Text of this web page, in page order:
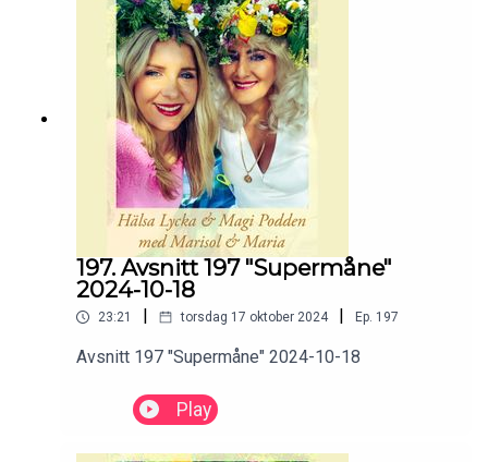
197. Avsnitt 197 "Supermåne"
2024-10-18
23:21 | torsdag 17 oktober 2024 | Ep. 197
Avsnitt 197 "Supermåne" 2024-10-18
Play